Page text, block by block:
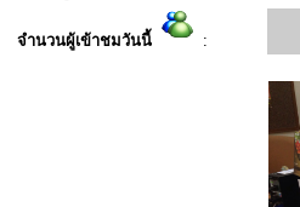
จำนวนผู้เข้าชมวันนี้ :